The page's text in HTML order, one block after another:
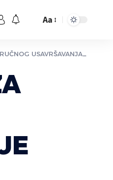
Aa
ZA ZANIMANJE BARIST